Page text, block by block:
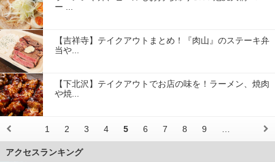
ー ...
【吉祥寺】テイクアウトまとめ！『肉山』のステーキ弁
当や...
【下北沢】テイクアウトでお店の味を！ラーメン、焼肉
や焼...
1 2 3 4 5 6 7 8 9 …
アクセスランキング